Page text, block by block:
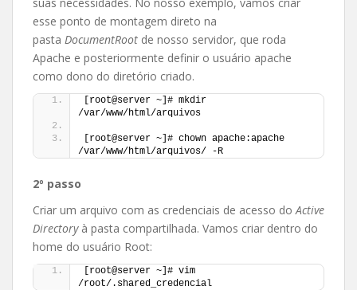
esse ponto de montagem direto na
pasta DocumentRoot de nosso servidor, que roda
Apache e posteriormente definir o usuário apache
como dono do diretório criado.
[root@server ~]# mkdir
/var/www/html/arquivos
[root@server ~]# chown apache:apache
/var/www/html/arquivos/ -R
2º passo
Criar um arquivo com as credenciais de acesso do Active
Directoryà pasta compartilhada. Vamos criar dentro do
home do usuário Root:
[root@server ~]# vim
/root/.shared_credencial